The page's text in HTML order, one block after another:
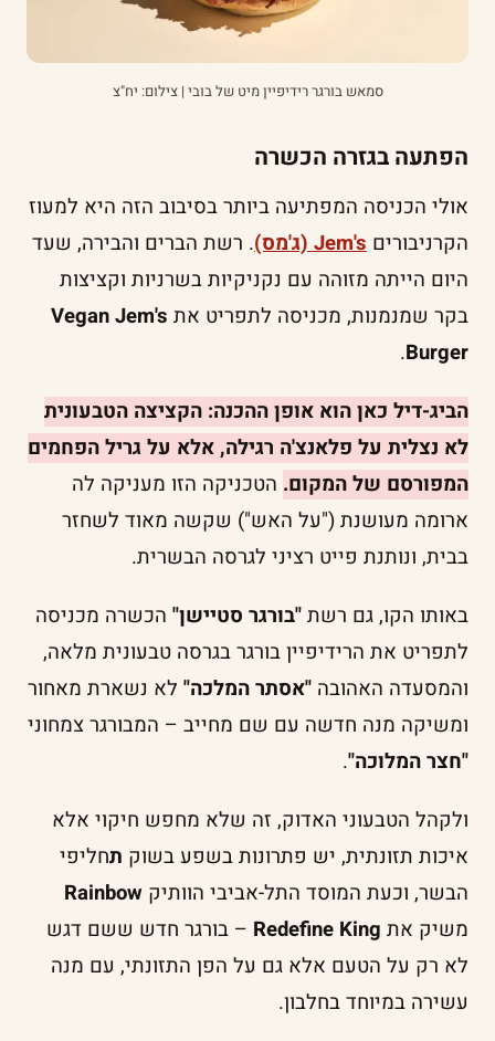
סמאש בורגר רידיפיין מיט של בובי | צילום: יח"צ
הפתעה בגזרה הכשרה
אולי הכניסה המפתיעה ביותר בסיבוב הזה היא למעוז
הקרניבורים Jem's (ג'מס)
. רשת הברים והבירה, שעד
היום הייתה מזוהה עם נקניקיות בשרניות וקציצות
בקר שמנמנות, מכניסה לתפריט את Vegan Jem's
Burger
.
הביג-דיל כאן הוא אופן ההכנה: הקציצה הטבעונית
לא נצלית על פלאנצ'ה רגילה, אלא על גריל הפחמים
המפורסם של המקום. הטכניקה הזו מעניקה לה
ארומה מעושנת ("על האש") שקשה מאוד לשחזר
בבית, ונותנת פייט רציני לגרסה הבשרית.
באותו הקו, גם רשת"בורגר סטיישן" הכשרה מכניסה
לתפריט את הרידיפיין בורגר בגרסה טבעונית מלאה,
והמסעדה האהובה "אסתר המלכה" לא נשארת מאחור
ומשיקה מנה חדשה עם שם מחייב – המבורגר צמחוני
"חצר המלוכה".
ולקהל הטבעוני האדוק, זה שלא מחפש חיקוי אלא
איכות תזונתית, יש פתרונות בשפע בשוק תחליפי
הבשר, וכעת המוסד התל-אביבי הוותיק Rainbow
משיק את Redefine King – בורגר חדש ששם דגש
לא רק על הטעם אלא גם על הפן התזונתי, עם מנה
עשירה במיוחד בחלבון.